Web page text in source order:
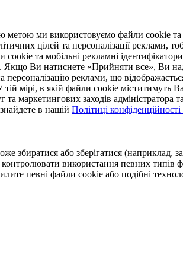
ми використовуємо файли cookie та
цілей та персоналізації реклами,
та мобільні рекламні
Якщо Ви натиснете «Прийняти все», Ви
реклами, що
мірі, в якій файли cookie міститимуть
та маркетингових заходів
в нашій Політиці
збиратися або зберігатися
використання певних типів
певні файли cookie або подібні